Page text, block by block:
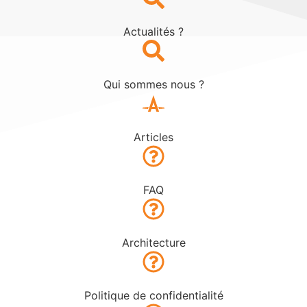
Actualités ?
Qui sommes nous ?
Articles
FAQ
Architecture
Politique de confidentialité